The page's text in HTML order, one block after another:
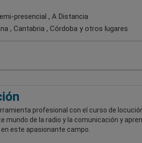
presencial , A Distancia
, Cantabria , Córdoba y otros lugares
profesional con el curso de
mundo de la radio y la comunicación y
este apasionante campo.